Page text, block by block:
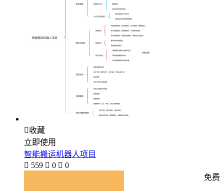
收藏
立即使用
智能搬运机器人项目
 559  0  0
免费